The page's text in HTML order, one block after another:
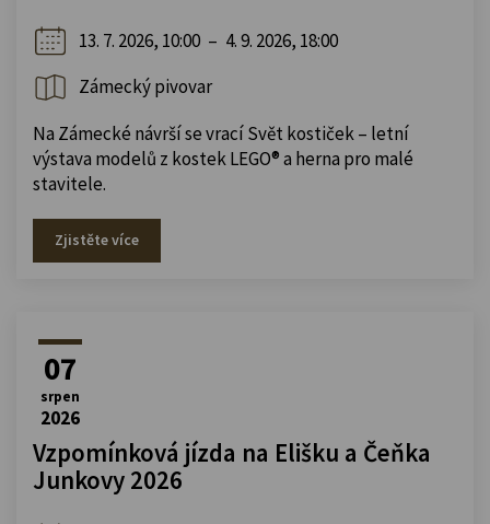
13. 7. 2026, 10:00 – 4. 9. 2026, 18:00
Zámecký pivovar
Na Zámecké návrší se vrací Svět kostiček – letní
výstava modelů z kostek LEGO® a herna pro malé
stavitele.
Zjistěte více
07
srpen
2026
Vzpomínková jízda na Elišku a Čeňka
Junkovy 2026